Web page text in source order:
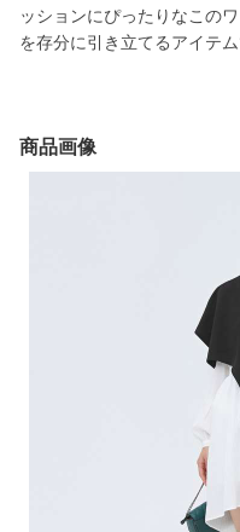
ッションにぴったりなこの
を存分に引き立てるアイテム
商品画像